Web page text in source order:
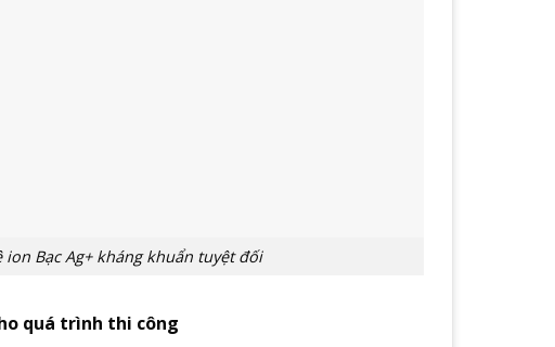
Bạc Ag+ kháng khuẩn tuyệt đối
quá trình thi công